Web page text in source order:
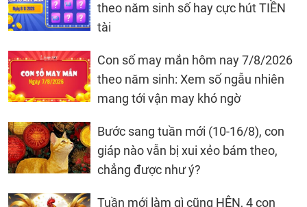
theo năm sinh số hay cực hút TIỀN
tài
Con số may mắn hôm nay 7/8/2026
theo năm sinh: Xem số ngẫu nhiên
mang tới vận may khó ngờ
Bước sang tuần mới (10-16/8), con
giáp nào vẫn bị xui xẻo bám theo,
chẳng được như ý?
Tuần mới làm gì cũng HÊN, 4 con